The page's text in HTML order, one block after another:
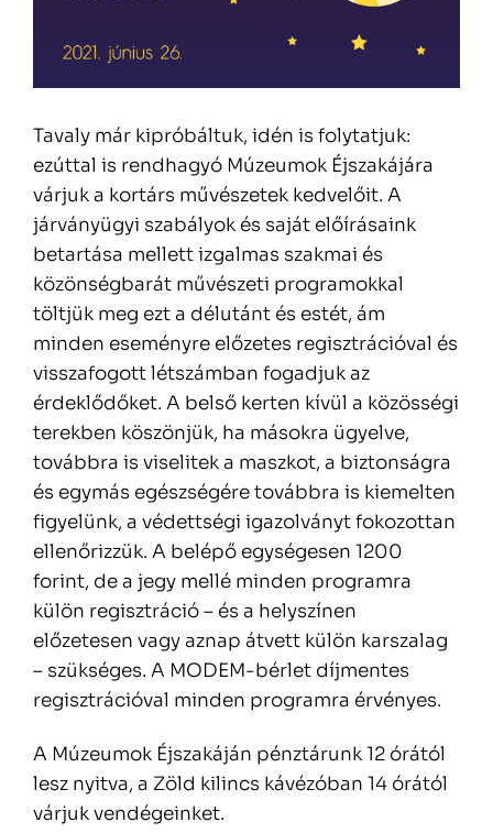
Tavaly már kipróbáltuk, idén is folytatjuk:
ezúttal is rendhagyó Múzeumok Éjszakájára
várjuk a kortárs művészetek kedvelőit. A
járványügyi szabályok és saját előírásaink
betartása mellett izgalmas szakmai és
közönségbarát művészeti programokkal
töltjük meg ezt a délutánt és estét, ám
minden eseményre előzetes regisztrációval és
visszafogott létszámban fogadjuk az
érdeklődőket. A belső kerten kívül a közösségi
terekben köszönjük, ha másokra ügyelve,
továbbra is viselitek a maszkot, a biztonságra
és egymás egészségére továbbra is kiemelten
figyelünk, a védettségi igazolványt fokozottan
ellenőrizzük. A belépő egységesen 1200
forint, de a jegy mellé minden programra
külön regisztráció – és a helyszínen
előzetesen vagy aznap átvett külön karszalag
– szükséges. A MODEM-bérlet díjmentes
regisztrációval minden programra érvényes.
A Múzeumok Éjszakáján pénztárunk 12 órától
lesz nyitva, a Zöld kilincs kávézóban 14 órától
várjuk vendégeinket.